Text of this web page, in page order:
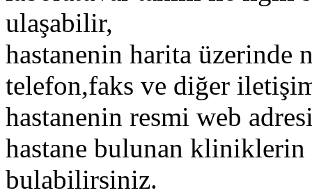
ulaşabilir,
hastanenin harita üzerinde
telefon,faks ve diğer
hastanenin resmi web
hastane bulunan
bulabilirsiniz.